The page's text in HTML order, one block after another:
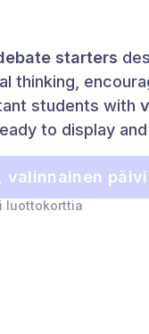
starters
thinking,
students with
to display
valinnainen
luottokorttia